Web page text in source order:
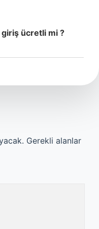
giriş ücretli mi ?
Gerekli alanlar